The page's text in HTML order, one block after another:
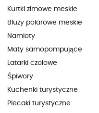
Kurtki zimowe meskie
Bluzy polarowe meskie
Namioty
Maty samopompujące
Latarki czołowe
Śpiwory
Kuchenki turystyczne
Plecaki turystyczne